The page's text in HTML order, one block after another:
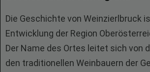
Die Geschichte von Weinzierlbruck
Entwicklung der Region
Der Name des Ortes leitet sich von
den traditionellen Weinbauern der